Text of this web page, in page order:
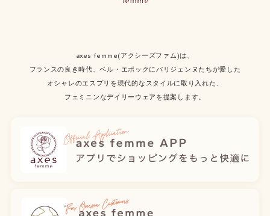
axes femme(アクシーズファム)は、
フランスの良き時代、ベル・エポックにパリジェンヌたちが愛した
オシャレのエスプリを現代的なスタイルに取り入れた、
フェミニンなデイリーウェアを提案します。